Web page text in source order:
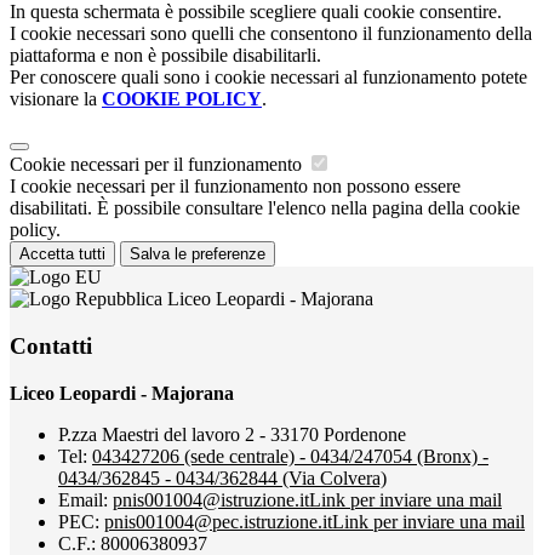
In questa schermata è possibile scegliere quali cookie consentire.
I cookie necessari sono quelli che consentono il funzionamento della
piattaforma e non è possibile disabilitarli.
Per conoscere quali sono i cookie necessari al funzionamento potete
visionare la COOKIE POLICY.
Cookie necessari per il funzionamento
I cookie necessari per il funzionamento non possono essere
disabilitati. È possibile consultare l'elenco nella pagina della cookie
policy.
Accetta tutti Salva le preferenze
Liceo Leopardi - Majorana
Contatti
Liceo Leopardi - Majorana
P.zza Maestri del lavoro 2 - 33170 Pordenone
Tel: 043427206 (sede centrale) - 0434/247054 (Bronx) -
0434/362845 - 0434/362844 (Via Colvera)
Email: pnis001004@istruzione.itLink per inviare una mail
PEC: pnis001004@pec.istruzione.itLink per inviare una mail
C.F.: 80006380937